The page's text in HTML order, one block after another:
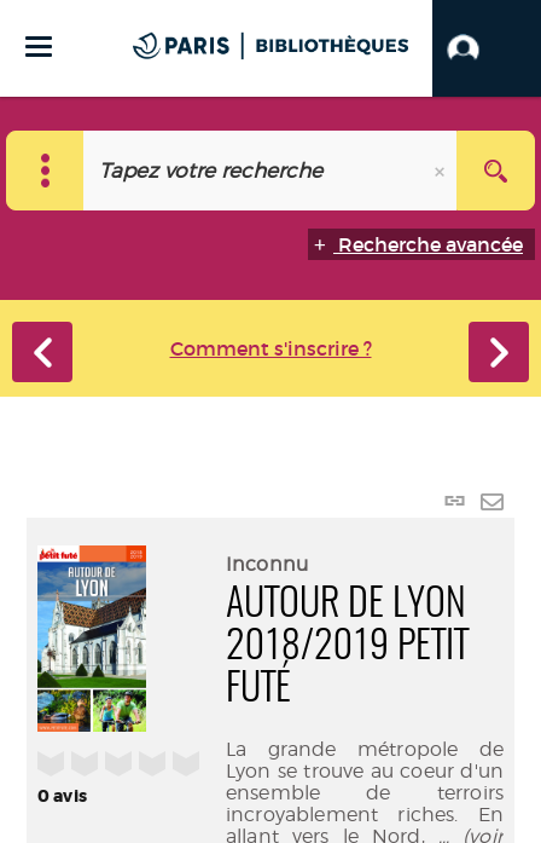
Recherche avancée
Comment s'inscrire ?
Lien
0avis
Inconnu
AUTOUR DE LYON
2018/2019 PETIT
FUTÉ
La grande métropole de
Lyon se trouve au coeur d'un
ensemble de terroirs
incroyablement riches. En
allant vers le Nord, ... (voir